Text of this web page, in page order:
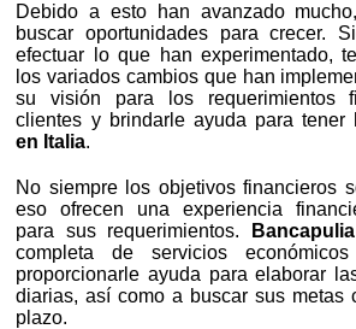
Debido a esto han avanzado
buscar oportunidades para crecer.
efectuar lo que han experimentado,
los variados cambios que han
su visión para los requerimientos
clientes y brindarle ayuda para tener
en Italia.
No siempre los objetivos financieros
eso ofrecen una experiencia
para sus requerimientos.
Bancapulia
completa de servicios
proporcionarle ayuda para elaborar
diarias, así como a buscar sus metas
plazo.